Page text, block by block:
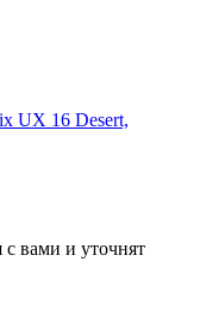
UX 16 Desert,
вами и уточнят